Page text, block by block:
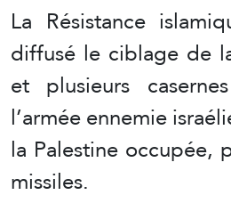
La Résistance
diffusé le ciblage de
et plusieurs
l’armée ennemie
la Palestine occupée,
missiles.